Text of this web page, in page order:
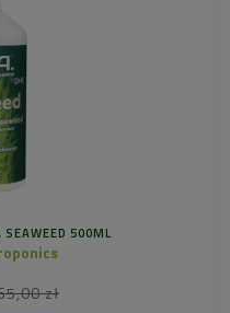
500ML
zł